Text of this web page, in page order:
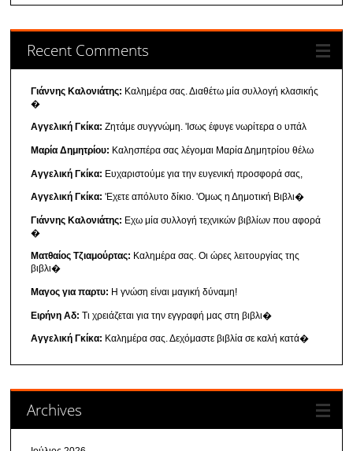
Recent Comments
Γιάννης Καλονιάτης: Καλημέρα σας. Διαθέτω μία συλλογή κλασικής
�
Αγγελική Γκίκα: Ζητάμε συγγνώμη. 'Ισως έφυγε νωρίτερα ο υπάλ
Μαρία Δημητρίου: Καλησπέρα σας λέγομαι Μαρία Δημητρίου θέλω
Αγγελική Γκίκα: Ευχαριστούμε για την ευγενική προσφορά σας,
Αγγελική Γκίκα: 'Εχετε απόλυτο δίκιο. 'Ομως η Δημοτική Βιβλι�
Γιάννης Καλονιάτης: Εχω μία συλλογή τεχνικών βιβλίων που αφορά
�
Ματθαίος Τζιαμούρτας: Καλημέρα σας. Οι ώρες λειτουργίας της
βιβλι�
Μαγος για παρτυ: Η γνώση είναι μαγική δύναμη!
Ειρήνη Αδ: Τι χρειάζεται για την εγγραφή μας στη βιβλι�
Αγγελική Γκίκα: Καλημέρα σας. Δεχόμαστε βιβλία σε καλή κατά�
Archives